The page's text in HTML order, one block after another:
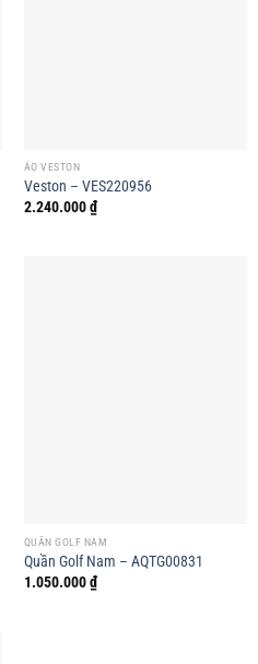
ÁO VESTON
Veston – VES220956
2.240.000₫
QUẦN GOLF NAM
Quần Golf Nam – AQTG00831
1.050.000₫